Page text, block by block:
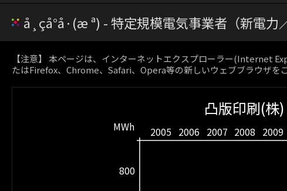
å¸çå°å·(æ ª) - 特定規模電気事業者（新電力
【注意】 本ページは、インターネットエクスプローラー(Internet
たはFirefox、Chrome、Safari、Opera等の新しいウェブブラウザを
2005 2006 2007 2008 2009
800
MWh
凸版印刷(株